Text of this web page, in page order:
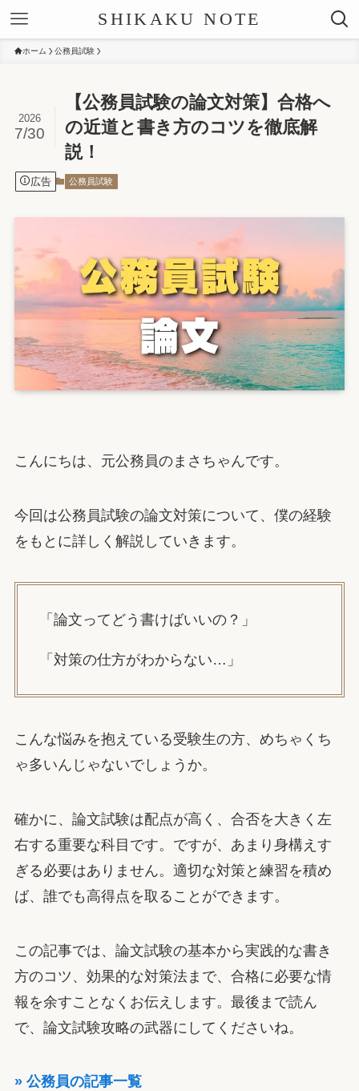
SHIKAKU NOTE
ホーム 公務員試験
【公務員試験の論文対策】合格へ
の近道と書き方のコツを徹底解
説！
2026
7/30
広告 公務員試験
こんにちは、元公務員のまさちゃんです。
今回は公務員試験の論文対策について、僕の経験
をもとに詳しく解説していきます。
「論文ってどう書けばいいの？」
「対策の仕方がわからない…」
こんな悩みを抱えている受験生の方、めちゃくち
ゃ多いんじゃないでしょうか。
確かに、論文試験は配点が高く、合否を大きく左
右する重要な科目です。ですが、あまり身構えす
ぎる必要はありません。適切な対策と練習を積め
ば、誰でも高得点を取ることができます。
この記事では、論文試験の基本から実践的な書き
方のコツ、効果的な対策法まで、合格に必要な情
報を余すことなくお伝えします。最後まで読ん
で、論文試験攻略の武器にしてくださいね。
» 公務員の記事一覧